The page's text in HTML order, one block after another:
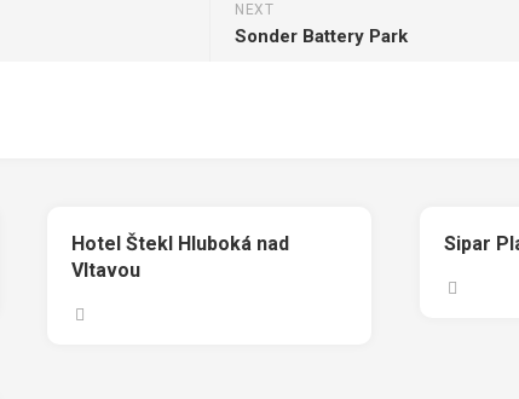
NEXT
Sonder Battery Park
Hotel Štekl Hluboká nad
Vltavou
Sipar